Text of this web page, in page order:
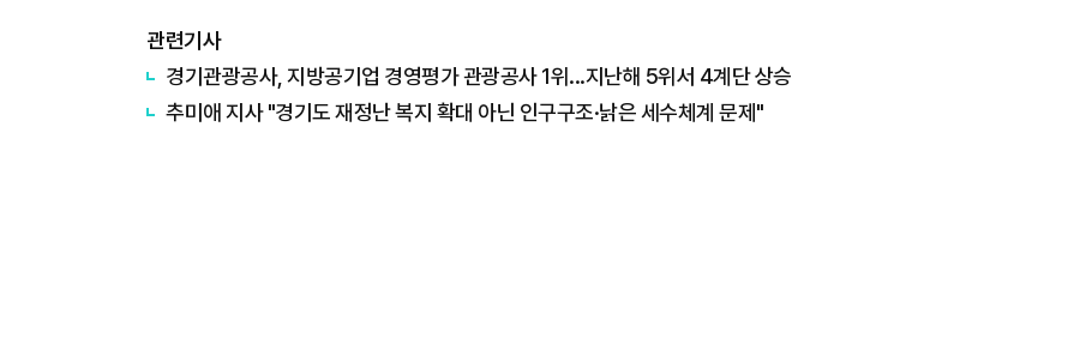
관련기사
경기관광공사, 지방공기업 경영평가 관광공사 1위...지난해 5위서 4계단 상승
추미애 지사 "경기도 재정난 복지 확대 아닌 인구구조·낡은 세수체계 문제"